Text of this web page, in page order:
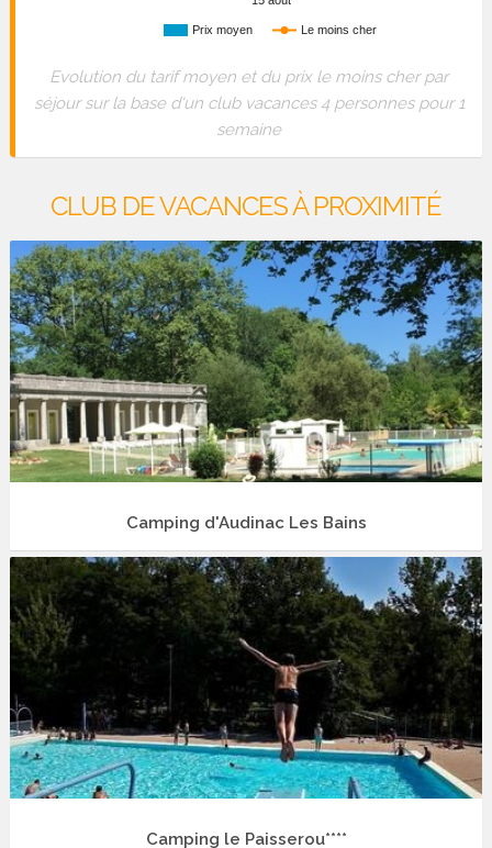
Prix moyen Le moins cher
Evolution du tarif moyen et du prix le moins cher par
séjour sur la base d'un club vacances 4 personnes pour 1
semaine
CLUB DE VACANCES À PROXIMITÉ
Camping d'Audinac Les Bains
Camping le Paisserou****